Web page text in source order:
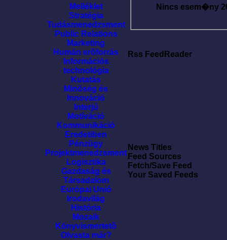
Melléklet
Stratégia
Tudásmenedzsment
Public Relations
Marketing
Humán erõforrás
Információs
technológia
Kutatás
Minõség és
Innováció
Interjú
Motíváció
Kommunikáció
Eredetiben
Pénzügy
Projektmenedzsment
Logisztika
Gazdaság és
Társadalom
Európai Unió
Irodavilág
História
Mozaik
Könyvismertetõ
Olvasta már?
Nincs esem�ny
Rss FeedReader
News Titles
Feed Sources
Fetch/Save Feed
Your Saved Feeds